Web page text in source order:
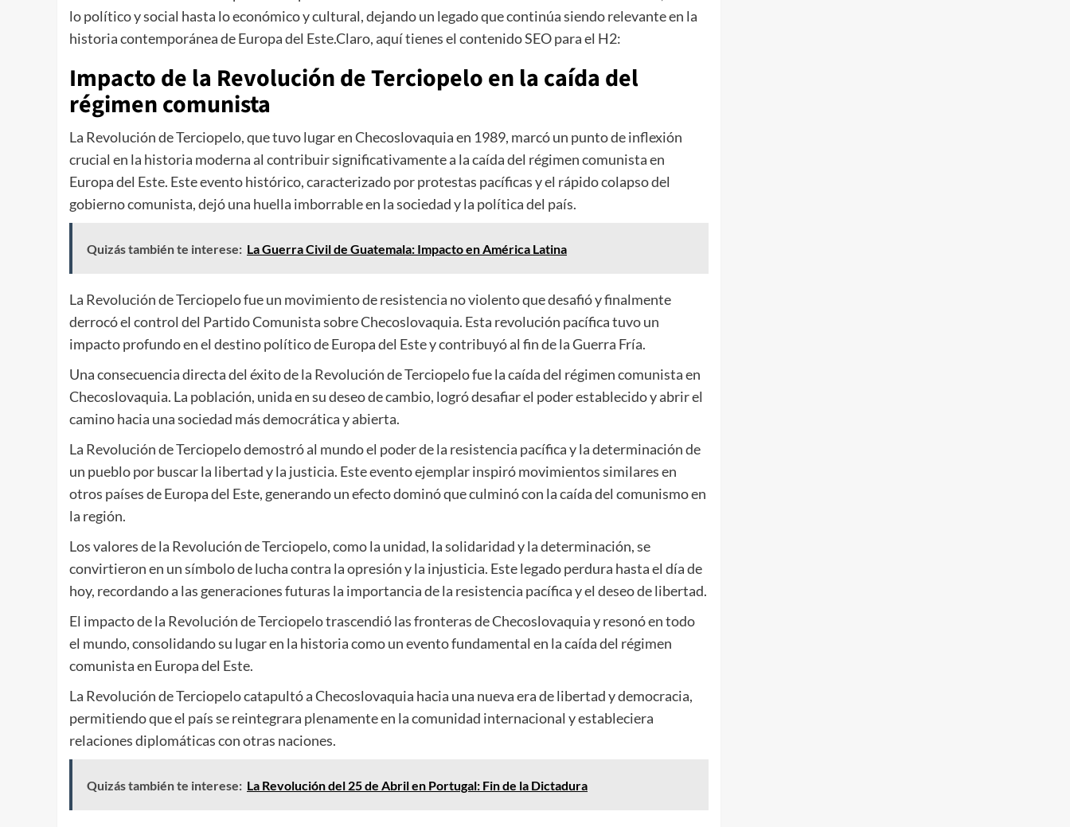
lo político y social hasta lo económico y cultural, dejando un legado que continúa siendo relevante en la
historia contemporánea de Europa del Este.Claro, aquí tienes el contenido SEO para el H2:
Impacto de la Revolución de Terciopelo en la caída del
régimen comunista
La Revolución de Terciopelo, que tuvo lugar en Checoslovaquia en 1989, marcó un punto de inflexión
crucial en la historia moderna al contribuir significativamente a la caída del régimen comunista en
Europa del Este. Este evento histórico, caracterizado por protestas pacíficas y el rápido colapso del
gobierno comunista, dejó una huella imborrable en la sociedad y la política del país.
Quizás también te interese: La Guerra Civil de Guatemala: Impacto en América Latina
La Revolución de Terciopelo fue un movimiento de resistencia no violento que desafió y finalmente
derrocó el control del Partido Comunista sobre Checoslovaquia. Esta revolución pacífica tuvo un
impacto profundo en el destino político de Europa del Este y contribuyó al fin de la Guerra Fría.
Una consecuencia directa del éxito de la Revolución de Terciopelo fue la caída del régimen comunista en
Checoslovaquia. La población, unida en su deseo de cambio, logró desafiar el poder establecido y abrir el
camino hacia una sociedad más democrática y abierta.
La Revolución de Terciopelo demostró al mundo el poder de la resistencia pacífica y la determinación de
un pueblo por buscar la libertad y la justicia. Este evento ejemplar inspiró movimientos similares en
otros países de Europa del Este, generando un efecto dominó que culminó con la caída del comunismo en
la región.
Los valores de la Revolución de Terciopelo, como la unidad, la solidaridad y la determinación, se
convirtieron en un símbolo de lucha contra la opresión y la injusticia. Este legado perdura hasta el día de
hoy, recordando a las generaciones futuras la importancia de la resistencia pacífica y el deseo de libertad.
El impacto de la Revolución de Terciopelo trascendió las fronteras de Checoslovaquia y resonó en todo
el mundo, consolidando su lugar en la historia como un evento fundamental en la caída del régimen
comunista en Europa del Este.
La Revolución de Terciopelo catapultó a Checoslovaquia hacia una nueva era de libertad y democracia,
permitiendo que el país se reintegrara plenamente en la comunidad internacional y estableciera
relaciones diplomáticas con otras naciones.
Quizás también te interese: La Revolución del 25 de Abril en Portugal: Fin de la Dictadura